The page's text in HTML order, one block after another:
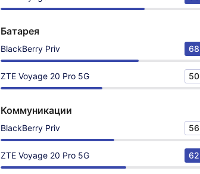
Батарея
BlackBerry Priv 68
ZTE Voyage 20 Pro 5G 50
Коммуникации
BlackBerry Priv 56
ZTE Voyage 20 Pro 5G 62